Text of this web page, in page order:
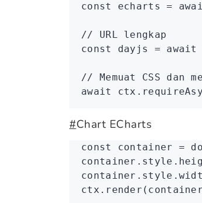
const
echarts =
// URL lengkap
const
dayjs = await
// Memuat CSS dan
await
ctx
#Chart ECharts
const container =
container . style
container . style
ctx .render